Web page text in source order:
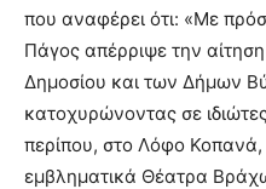
που αναφέρει ότι: «Με
Πάγος απέρριψε την
Δημοσίου και των Δήμων
κατοχυρώνοντας σε
περίπου, στο Λόφο Κοπανά,
εμβληματικά Θέατρα